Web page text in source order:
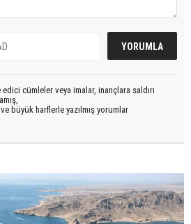
cümleler veya imalar, inançlara saldırı
büyük harflerle yazılmış yorumlar